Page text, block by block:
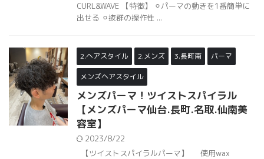
CURL&WAVE 【特徴】 ⚪︎パーマの動きを1番簡単に
出せる ⚪︎抜群の操作性 ...
2.ヘアスタイル 2.メンズ 3.長町南 パーマ
メンズヘアスタイル
メンズパーマ！ツイストスパイラル
【メンズパーマ仙台.長町.名取.仙南美
容室】
2023/8/22
【ツイストスパイラルパーマ】 使用wax